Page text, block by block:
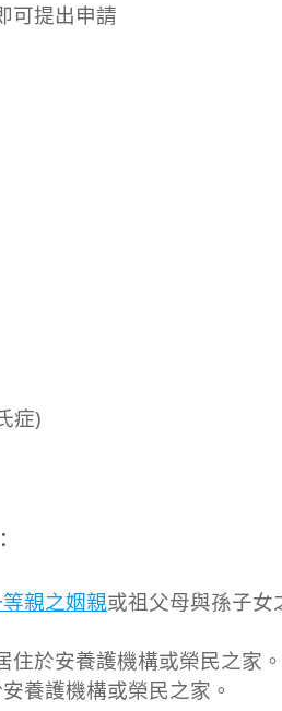
可提出申請
症)
親之姻親或祖父母與孫子女
於安養護機構或榮民之家。
養護機構或榮民之家。